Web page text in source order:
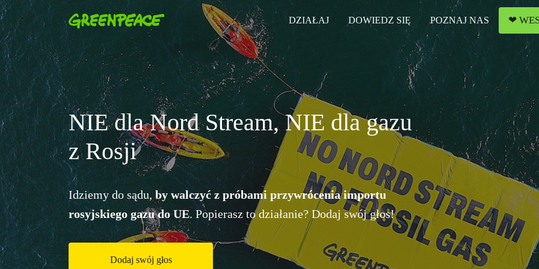
DZIAŁAJ DOWIEDZ SIĘ POZNAJ NAS ❤
NIE dla Nord Stream, NIE dla gazu
z Rosji
Idziemy do sądu, by walczyć z próbami przywrócenia importu
rosyjskiego gazu do UE. Popierasz to działanie? Dodaj swój głos!
Dodaj swój głos
Leśne Patrole – wesprzyj śledztwo
RozpoczynamyLeśne Patrole
w lasach Mazur i Podlasia.
Udokumentujemy wycinki. Sprawdzimy, dokąd wyjeżdżają ścięte
drzewa. Pomóż nam w tym!